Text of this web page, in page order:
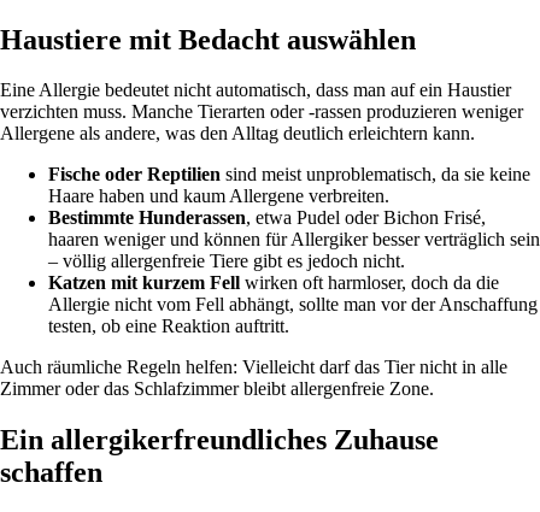
Haustiere mit Bedacht auswählen
Eine Allergie bedeutet nicht automatisch, dass man auf ein Haustier
verzichten muss. Manche Tierarten oder -rassen produzieren weniger
Allergene als andere, was den Alltag deutlich erleichtern kann.
Fische oder Reptilien sind meist unproblematisch, da sie keine
Haare haben und kaum Allergene verbreiten.
Bestimmte Hunderassen, etwa Pudel oder Bichon Frisé,
haaren weniger und können für Allergiker besser verträglich sein
– völlig allergenfreie Tiere gibt es jedoch nicht.
Katzen mit kurzem Fell wirken oft harmloser, doch da die
Allergie nicht vom Fell abhängt, sollte man vor der Anschaffung
testen, ob eine Reaktion auftritt.
Auch räumliche Regeln helfen: Vielleicht darf das Tier nicht in alle
Zimmer oder das Schlafzimmer bleibt allergenfreie Zone.
Ein allergikerfreundliches Zuhause
schaffen